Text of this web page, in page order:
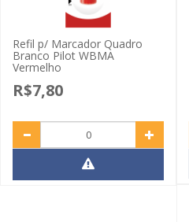
Refil p/ Marcador Quadro
Branco Pilot WBMA
Vermelho
R$7,80